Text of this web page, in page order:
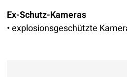
Ex-Schutz-Kameras
• explosionsgeschützte